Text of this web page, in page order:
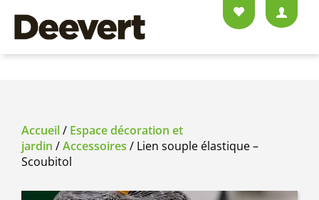
Accueil/ Espace décoration et
jardin /Accessoires / Lien souple élastique –
Scoubitol